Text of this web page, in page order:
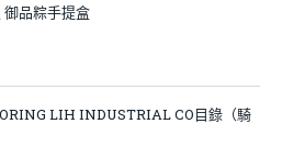
品粽手提盒
LIH INDUSTRIAL CO目錄（騎